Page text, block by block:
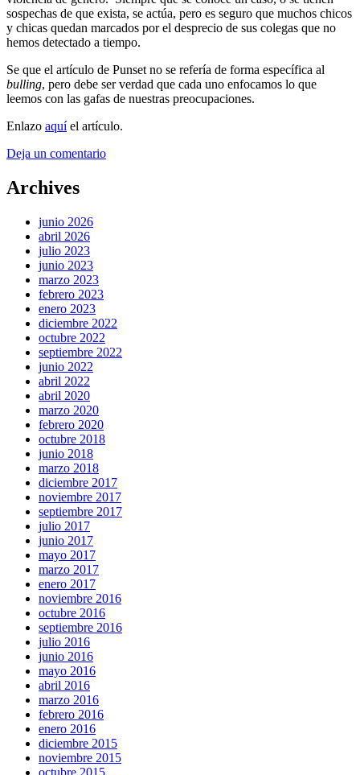
sospechas de que exista, se actúa, pero es seguro que muchos chicos
y chicas quedan marcados por el desprecio de sus colegas que no
hemos detectado a tiempo.
Se que el artículo de Punset no se refería de forma específica al
bulling, pero debe ser verdad que cada uno enfocamos lo que
leemos con las gafas de nuestras preocupaciones.
Enlazo aquí el artículo.
Deja un comentario
Archives
junio 2026
abril 2026
julio 2023
junio 2023
marzo 2023
febrero 2023
enero 2023
diciembre 2022
octubre 2022
septiembre 2022
junio 2022
abril 2022
abril 2020
marzo 2020
febrero 2020
octubre 2018
junio 2018
marzo 2018
diciembre 2017
noviembre 2017
septiembre 2017
julio 2017
junio 2017
mayo 2017
marzo 2017
enero 2017
noviembre 2016
octubre 2016
septiembre 2016
julio 2016
junio 2016
mayo 2016
abril 2016
marzo 2016
febrero 2016
enero 2016
diciembre 2015
noviembre 2015